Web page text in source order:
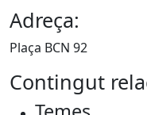
Adreça:
Plaça BCN 92
Contingut